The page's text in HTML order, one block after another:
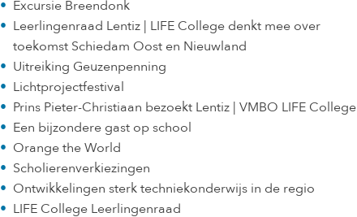
Excursie Breendonk
Leerlingenraad Lentiz | LIFE College denkt mee over
toekomst Schiedam Oost en Nieuwland
Uitreiking Geuzenpenning
Lichtprojectfestival
Prins Pieter-Christiaan bezoekt Lentiz | VMBO LIFE College
Een bijzondere gast op school
Orange the World
Scholierenverkiezingen
Ontwikkelingen sterk techniekonderwijs in de regio
LIFE College Leerlingenraad